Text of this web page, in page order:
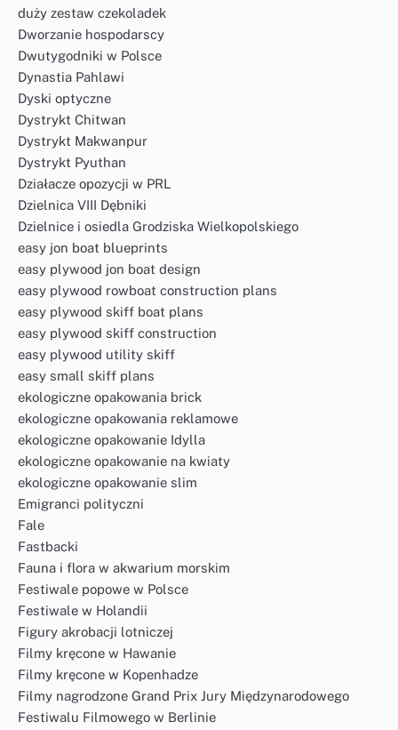
duży zestaw czekoladek
Dworzanie hospodarscy
Dwutygodniki w Polsce
Dynastia Pahlawi
Dyski optyczne
Dystrykt Chitwan
Dystrykt Makwanpur
Dystrykt Pyuthan
Działacze opozycji w PRL
Dzielnica VIII Dębniki
Dzielnice i osiedla Grodziska Wielkopolskiego
easy jon boat blueprints
easy plywood jon boat design
easy plywood rowboat construction plans
easy plywood skiff boat plans
easy plywood skiff construction
easy plywood utility skiff
easy small skiff plans
ekologiczne opakowania brick
ekologiczne opakowania reklamowe
ekologiczne opakowanie Idylla
ekologiczne opakowanie na kwiaty
ekologiczne opakowanie slim
Emigranci polityczni
Fale
Fastbacki
Fauna i flora w akwarium morskim
Festiwale popowe w Polsce
Festiwale w Holandii
Figury akrobacji lotniczej
Filmy kręcone w Hawanie
Filmy kręcone w Kopenhadze
Filmy nagrodzone Grand Prix Jury Międzynarodowego
Festiwalu Filmowego w Berlinie